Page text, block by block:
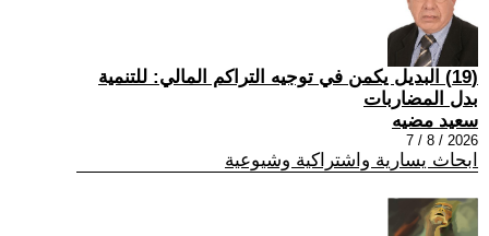
(19) البديل يكمن في توجيه التراكم المالي: للتنمية
بدل المضاربات
سعيد مضيه
2026 / 8 / 7
ابحاث يسارية واشتراكية وشيوعية